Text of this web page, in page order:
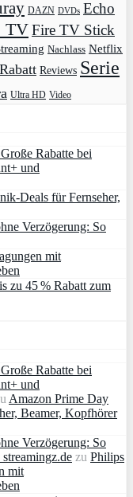
DAZN DVDs Echo
TVFire TV Stick
Nachlass Netflix
Rabatt Reviews Serie
Ultra HD Video
Rabatte bei
und
Deals für Fernseher,
Verzögerung: So
mit
zu 45 % Rabatt zum
Rabatte bei
und
Amazon Prime Day
Beamer, Kopfhörer
Verzögerung: So
zu Philips
mit